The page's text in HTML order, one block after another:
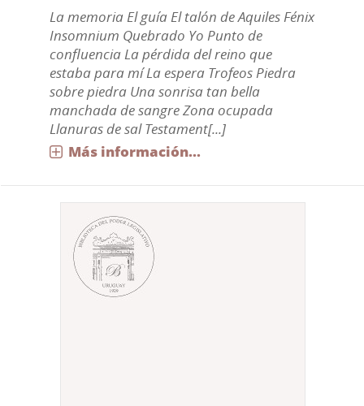
La memoria El guía El talón de Aquiles Fénix
Insomnium Quebrado Yo Punto de
confluencia La pérdida del reino que
estaba para mí La espera Trofeos Piedra
sobre piedra Una sonrisa tan bella
manchada de sangre Zona ocupada
Llanuras de sal Testament[...]
Más información...